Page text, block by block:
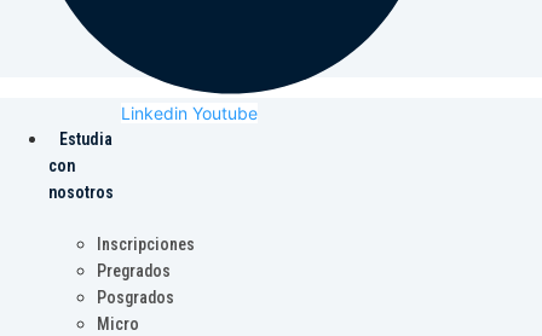
Linkedin Youtube
Estudia
con
nosotros
Inscripciones
Pregrados
Posgrados
Micro